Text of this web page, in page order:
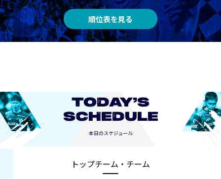
順位表を見る
TODAY’S
SCHEDULE
本日のスケジュール
トップチーム・チーム